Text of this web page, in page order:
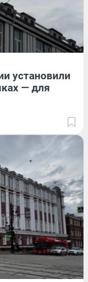
установили
— для